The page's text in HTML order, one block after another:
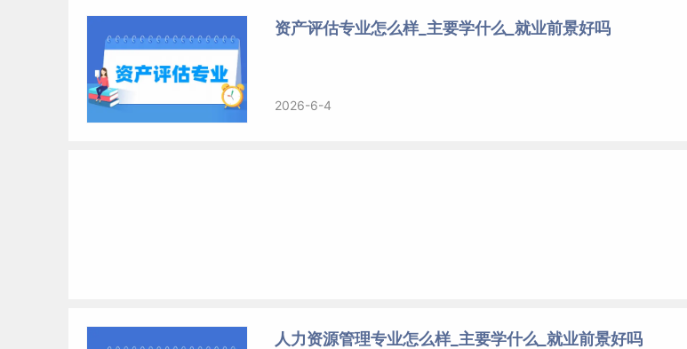
资产评估专业怎么样_主要学什么_就业前景好吗
2026-6-4
人力资源管理专业怎么样_主要学什么_就业前景好吗